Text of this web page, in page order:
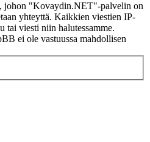
johon "Kovaydin.NET"-palvelin on
yhteyttä. Kaikkien viestien IP-
tai viesti niin halutessamme.
ei ole vastuussa mahdollisen